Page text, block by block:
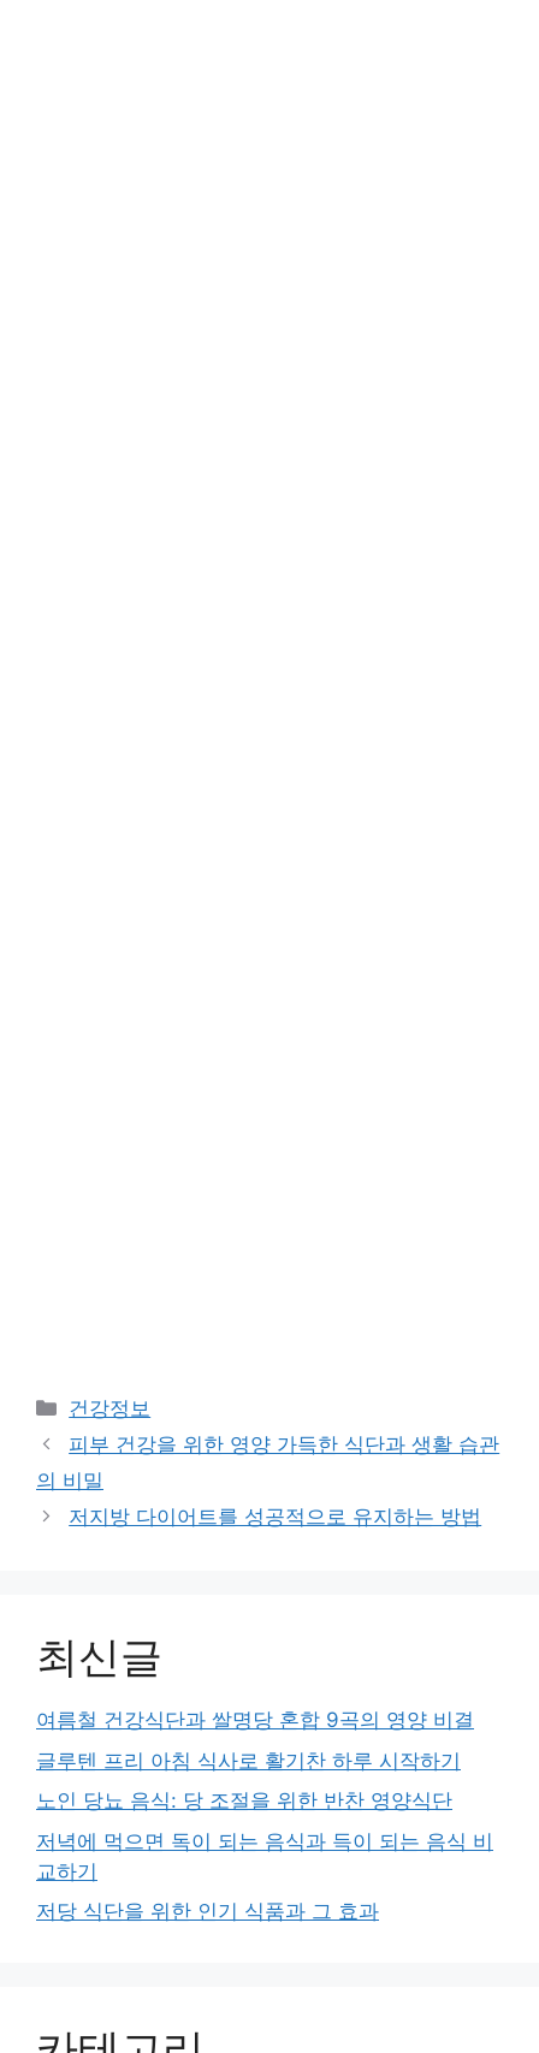
Categories
건강정보
피부 건강을 위한 영양 가득한 식단과 생활 습관
의 비밀
저지방 다이어트를 성공적으로 유지하는 방법
최신글
여름철 건강식단과 쌀명당 혼합 9곡의 영양 비결
글루텐 프리 아침 식사로 활기찬 하루 시작하기
노인 당뇨 음식: 당 조절을 위한 반찬 영양식단
저녁에 먹으면 독이 되는 음식과 득이 되는 음식 비
교하기
저당 식단을 위한 인기 식품과 그 효과